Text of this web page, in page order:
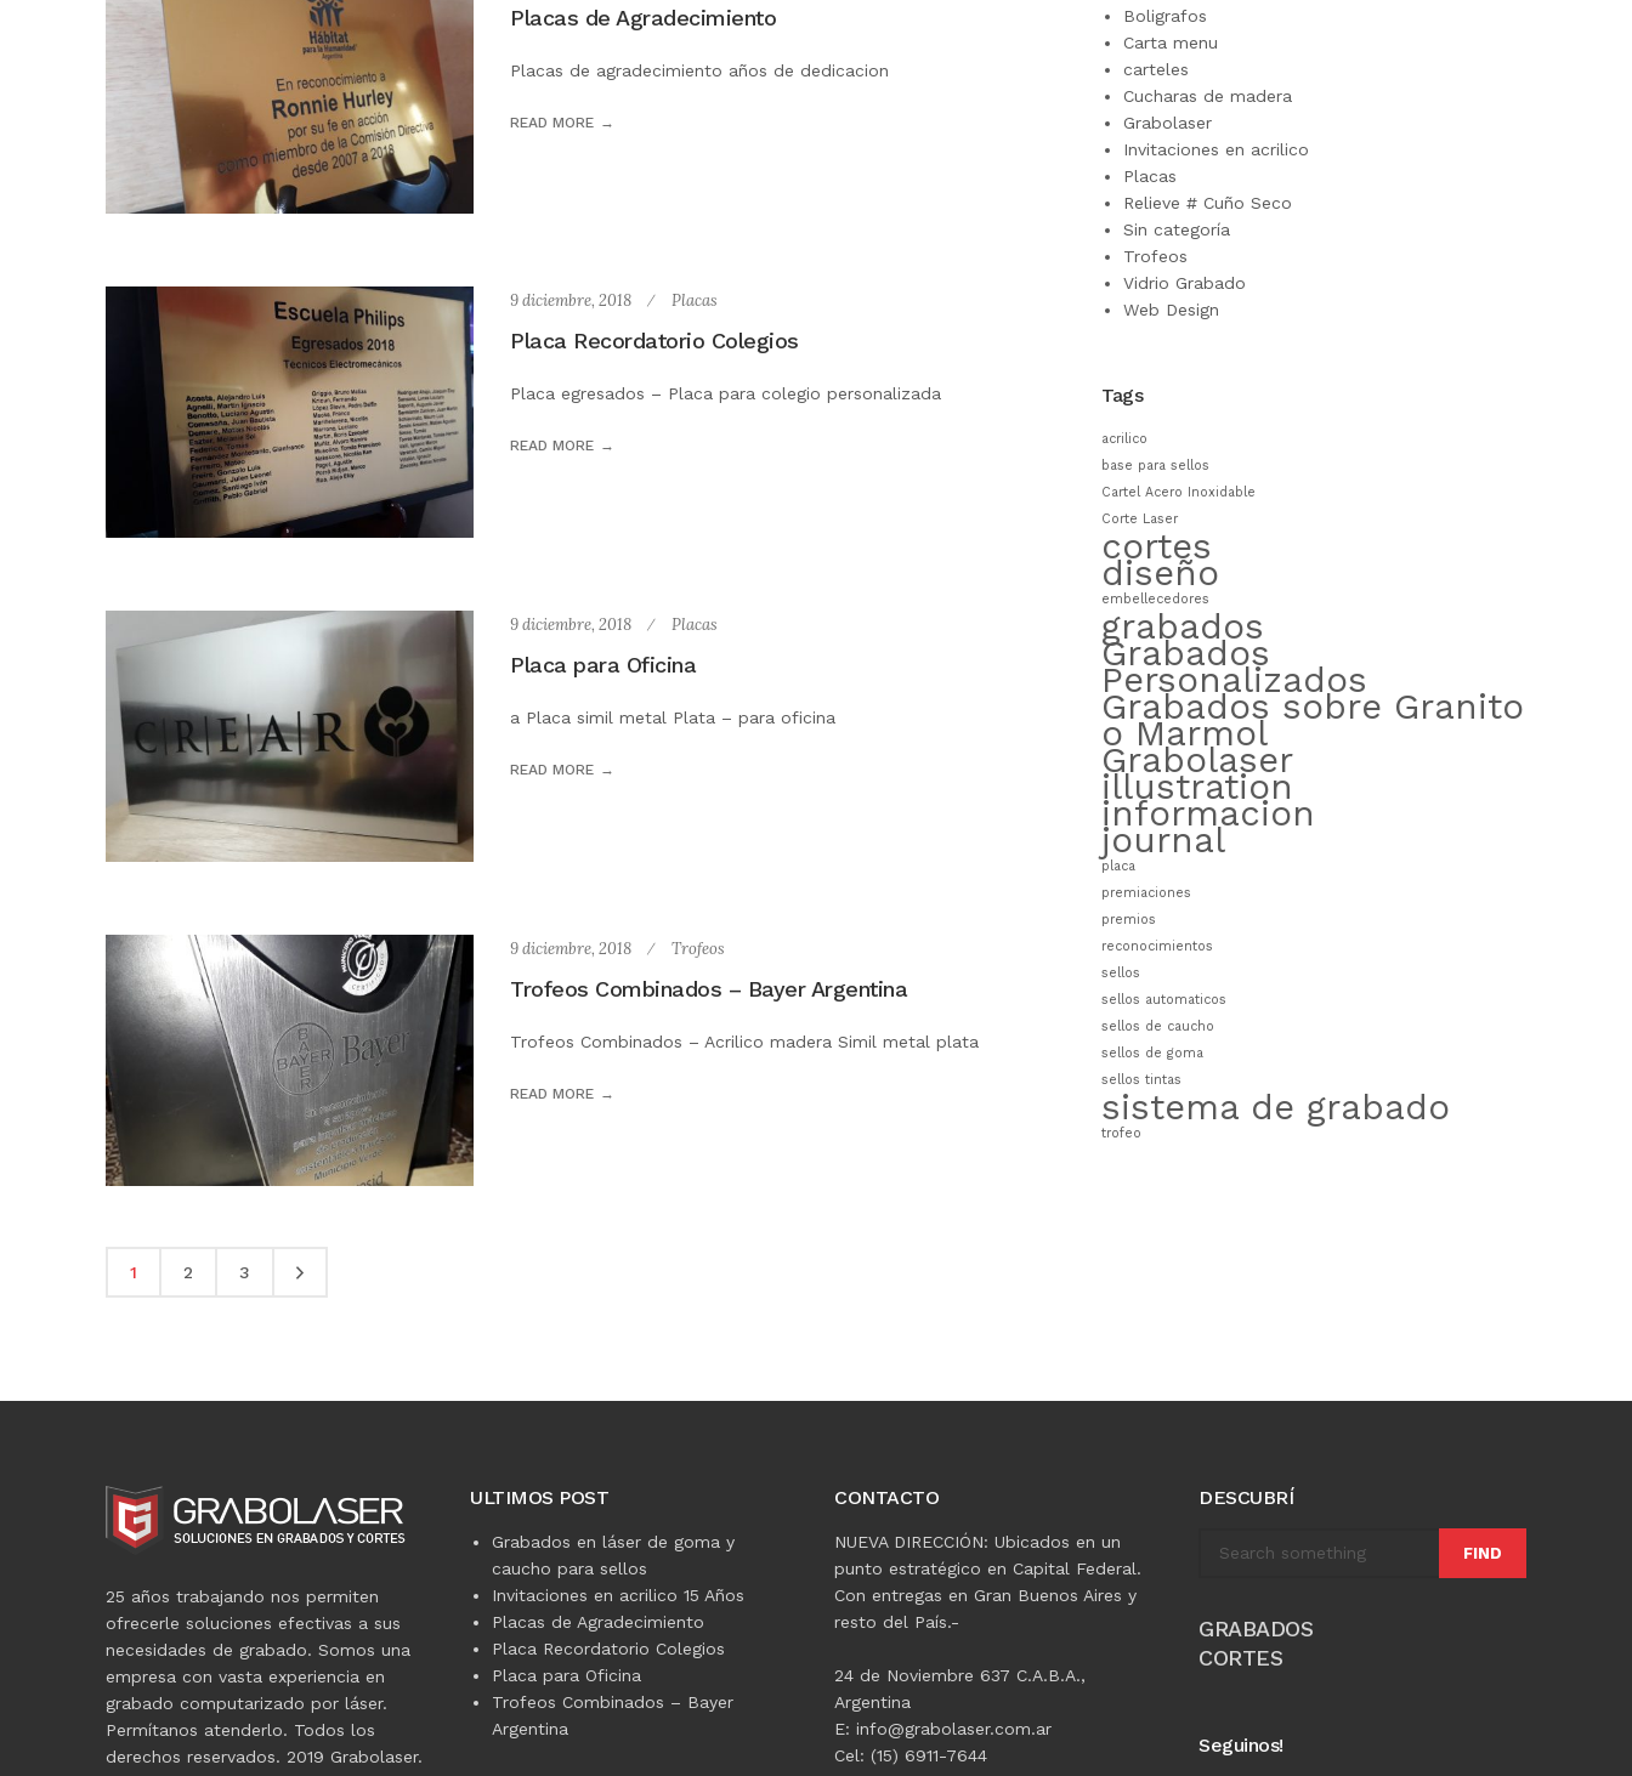
Placas de Agradecimiento
Placas de agradecimiento años de dedicacion
READ MORE
9 diciembre, 2018 Placas
Placa Recordatorio Colegios
Placa egresados – Placa para colegio personalizada
READ MORE
9 diciembre, 2018 Placas
Placa para Oficina
a Placa simil metal Plata – para oficina
READ MORE
9 diciembre, 2018 Trofeos
Trofeos Combinados – Bayer Argentina
Trofeos Combinados – Acrilico madera Simil metal plata
READ MORE
1 2 3
Boligrafos
Carta menu
carteles
Cucharas de madera
Grabolaser
Invitaciones en acrilico
Placas
Relieve # Cuño Seco
Sin categoría
Trofeos
Vidrio Grabado
Web Design
Tags
acrilico
base para sellos
Cartel Acero Inoxidable
Corte Laser
cortes
diseño
embellecedores
grabados
Grabados
Personalizados
Grabados sobre Granito
o Marmol
Grabolaser
illustration
informacion
journal
placa
premiaciones
premios
reconocimientos
sellos
sellos automaticos
sellos de caucho
sellos de goma
sellos tintas
sistema de grabado
trofeo
25 años trabajando nos permiten
ofrecerle soluciones efectivas a sus
necesidades de grabado. Somos una
empresa con vasta experiencia en
grabado computarizado por láser.
Permítanos atenderlo. Todos los
derechos reservados. 2019 Grabolaser.
ULTIMOS POST
Grabados en láser de goma y
caucho para sellos
Invitaciones en acrilico 15 Años
Placas de Agradecimiento
Placa Recordatorio Colegios
Placa para Oficina
Trofeos Combinados – Bayer
Argentina
CONTACTO
NUEVA DIRECCIÓN: Ubicados en un
punto estratégico en Capital Federal.
Con entregas en Gran Buenos Aires y
resto del País.-
24 de Noviembre 637 C.A.B.A.,
Argentina
E: info@grabolaser.com.ar
Cel: (15) 6911-7644
DESCUBRÍ
FIND
GRABADOS
CORTES
Seguinos!